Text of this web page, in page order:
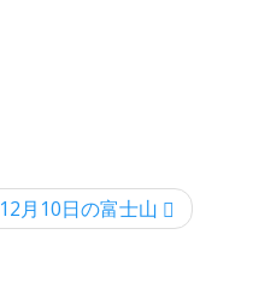
12月10日の富士山